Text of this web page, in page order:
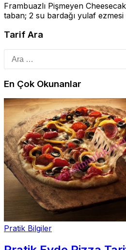
Frambuazlı Pişmeyen
taban; 2 su bardağı yulaf
Tarif Ara
En Çok Okunanlar
Pratik Bilgiler